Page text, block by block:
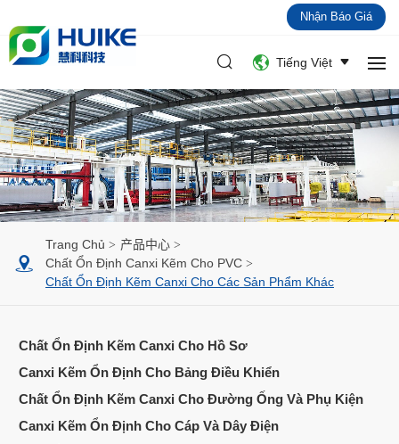
Nhận Báo Giá
Tiếng Việt
Trang Chủ
产品中心
Chất Ổn Định Canxi Kẽm Cho PVC
Chất Ổn Định Kẽm Canxi Cho Các Sản Phẩm Khác
Chất Ổn Định Kẽm Canxi Cho Hồ Sơ
Canxi Kẽm Ổn Định Cho Bảng Điều Khiển
Chất Ổn Định Kẽm Canxi Cho Đường Ống Và Phụ Kiện
Canxi Kẽm Ổn Định Cho Cáp Và Dây Điện